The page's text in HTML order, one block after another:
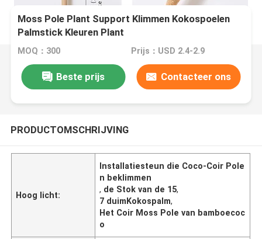
Moss Pole Plant Support Klimmen Kokospoelen
Palmstick Kleuren Plant
MOQ：300 Prijs：USD 2.4-2.9
Beste prijs Contacteer ons
PRODUCTOMSCHRIJVING
Hoog licht:
Installatiesteun die Coco-Coir Pole
n beklimmen
, de Stok van de 15,
7 duimKokospalm,
Het Coir Moss Pole van bamboecoc
o